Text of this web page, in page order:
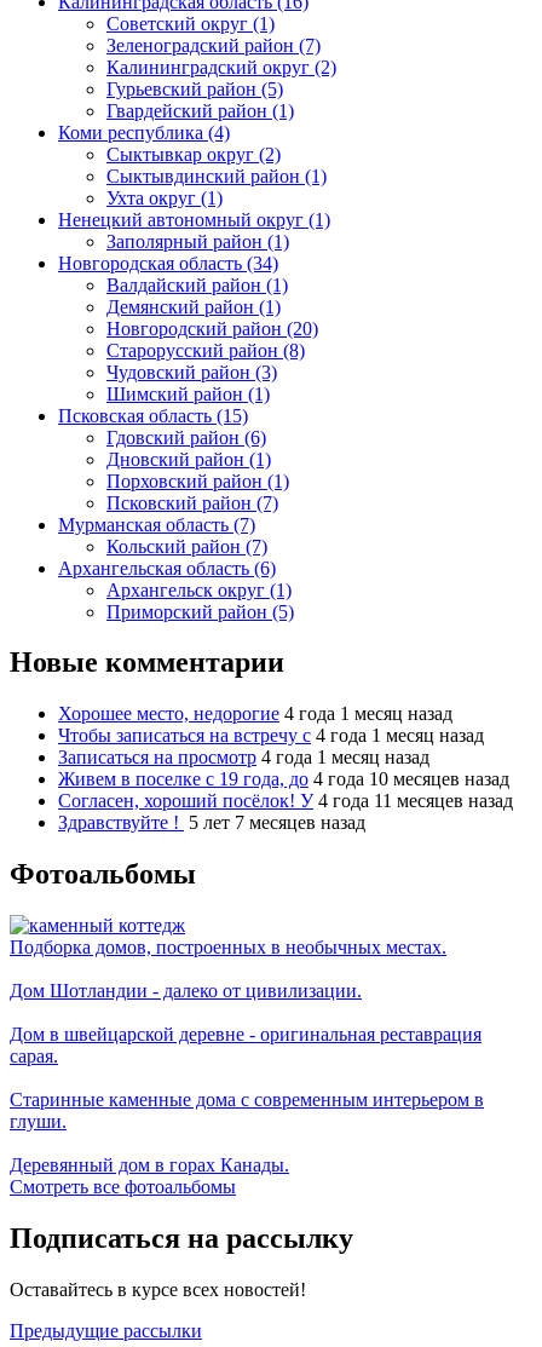
Советский округ (1)
Зеленоградский район (7)
Калининградский округ (2)
Гурьевский район (5)
Гвардейский район (1)
Коми республика (4)
Сыктывкар округ (2)
Сыктывдинский район (1)
Ухта округ (1)
Ненецкий автономный округ (1)
Заполярный район (1)
Новгородская область (34)
Валдайский район (1)
Демянский район (1)
Новгородский район (20)
Старорусский район (8)
Чудовский район (3)
Шимский район (1)
Псковская область (15)
Гдовский район (6)
Дновский район (1)
Порховский район (1)
Псковский район (7)
Мурманская область (7)
Кольский район (7)
Архангельская область (6)
Архангельск округ (1)
Приморский район (5)
Новые комментарии
Хорошее место, недорогие 4 года 1 месяц назад
Чтобы записаться на встречу с 4 года 1 месяц назад
Записаться на просмотр 4 года 1 месяц назад
Живем в поселке с 19 года, до 4 года 10 месяцев назад
Согласен, хороший посёлок! У 4 года 11 месяцев назад
Здравствуйте ! 5 лет 7 месяцев назад
Фотоальбомы
Подборка домов, построенных в необычных местах.
Дом Шотландии - далеко от цивилизации.
Дом в швейцарской деревне - оригинальная реставрация
сарая.
Старинные каменные дома с современным интерьером в
глуши.
Деревянный дом в горах Канады.
Смотреть все фотоальбомы
Подписаться на рассылку
Оставайтесь в курсе всех новостей!
Предыдущие рассылки